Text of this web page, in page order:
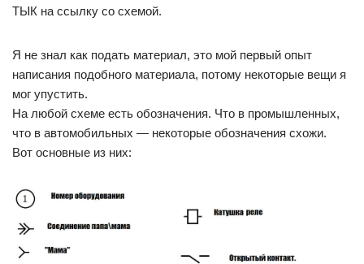
ТЫК на ссылку со схемой.
Я не знал как подать материал, это мой первый опыт
написания подобного материала, потому некоторые вещи я
мог упустить.
На любой схеме есть обозначения. Что в промышленных,
что в автомобильных — некоторые обозначения схожи.
Вот основные из них: